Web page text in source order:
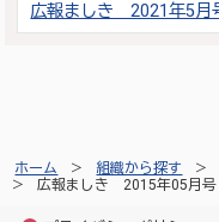
広報ましき 2021年5月
ホーム 組織から探す
広報ましき 2015年05月